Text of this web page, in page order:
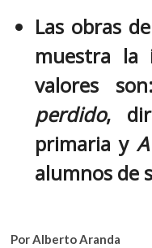
e
b
o
o
k
itt
er
at
s
A
p
p
Las obras
muestra la
valores
perdido,
primaria y
alumnos de
Por Alberto Aranda